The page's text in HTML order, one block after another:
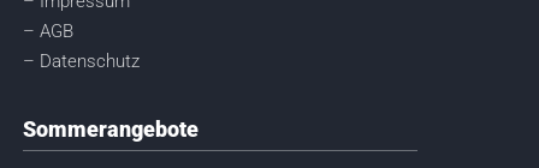
– AGB
– Datenschutz
Sommerangebote